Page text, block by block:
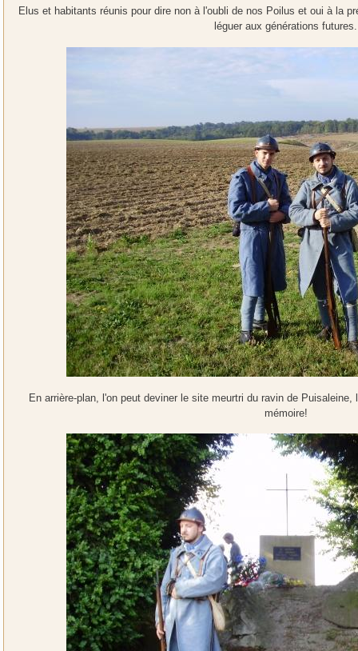
Elus et habitants réunis pour dire non à l'oubli de nos Poilus et oui à la
léguer aux générations futures.
En arrière-plan, l'on peut deviner le site meurtri du ravin de
mémoire!